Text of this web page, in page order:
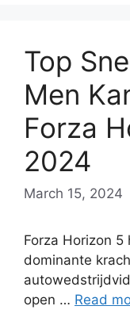
Top
Men
Forza
2024
March 15, 2024
Forza Horizon
dominante
open … Read